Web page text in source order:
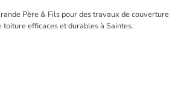
Père & Fils pour des travaux de couverture
toiture efficaces et durables à Saintes.